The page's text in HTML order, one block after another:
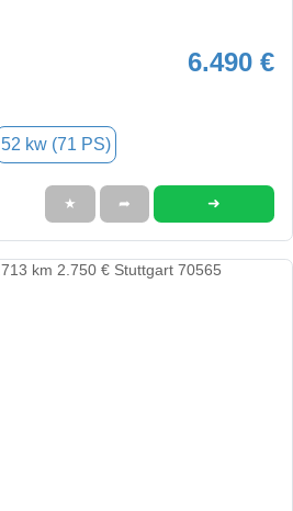
6.490 €
52 kw (71 PS)
★ ➦ ➜